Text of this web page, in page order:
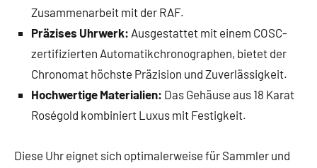
Zusammenarbeit mit der RAF.
Präzises Uhrwerk: Ausgestattet mit einem COSC-
zertifizierten Automatikchronographen, bietet der
Chronomat höchste Präzision und Zuverlässigkeit.
Hochwertige Materialien: Das Gehäuse aus 18 Karat
Roségold kombiniert Luxus mit Festigkeit.
Diese Uhr eignet sich optimalerweise für Sammler und